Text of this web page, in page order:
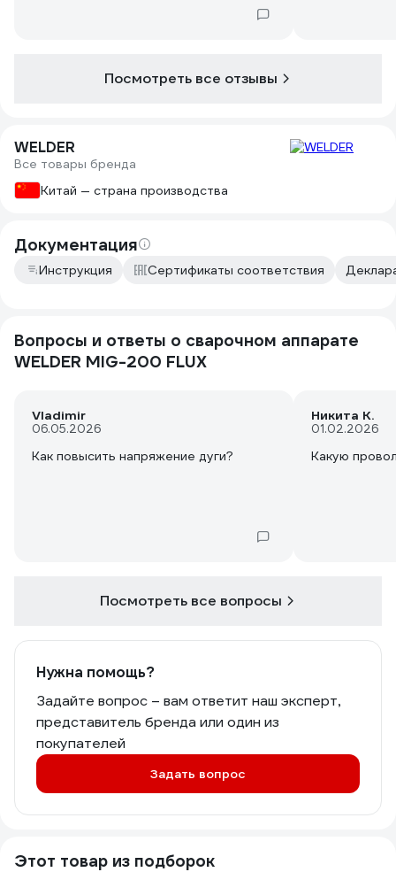
специализированном сварочном
Посмотреть все отзывы
WELDER
Все товары бренда
Китай — страна производства
Документация
Инструкция Сертификаты соответствия
Вопросы и ответы о сварочном аппарате
WELDER MIG-200 FLUX
Vladimir
06.05.2026
Никита К.
01.02.2026
Какую
Посмотреть все вопросы
Нужна помощь?
Задайте вопрос – вам ответит наш эксперт,
представитель бренда или один из
покупателей
Задать вопрос
Этот товар из подборок